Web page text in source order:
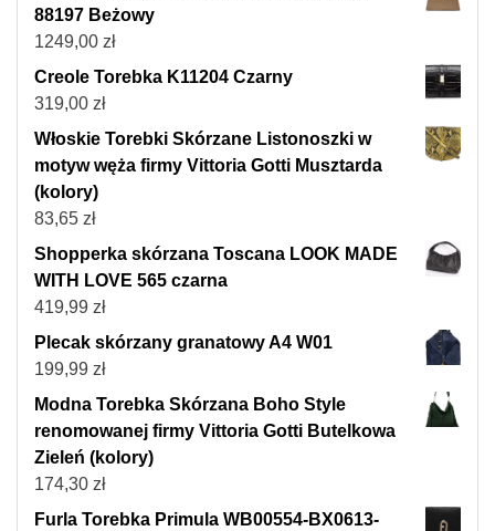
88197 Beżowy
1249,00 zł
Creole Torebka K11204 Czarny
319,00 zł
Włoskie Torebki Skórzane Listonoszki w
motyw węża firmy Vittoria Gotti Musztarda
(kolory)
83,65 zł
Shopperka skórzana Toscana LOOK MADE
WITH LOVE 565 czarna
419,99 zł
Plecak skórzany granatowy A4 W01
199,99 zł
Modna Torebka Skórzana Boho Style
renomowanej firmy Vittoria Gotti Butelkowa
Zieleń (kolory)
174,30 zł
Furla Torebka Primula WB00554-BX0613-